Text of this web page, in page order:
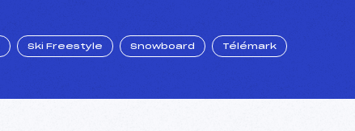
Ski Freestyle Snowboard Télémark